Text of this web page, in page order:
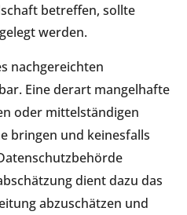
betreffen, sollte
werden.
nachgereichten
Eine derart mangelhafte
oder mittelständigen
bringen und keinesfalls
dient dazu das
abzuschätzen und